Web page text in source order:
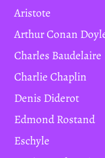
Aristote
Arthur Conan
Charles Baudelaire
Charlie Chaplin
Denis Diderot
Edmond Rostand
Eschyle